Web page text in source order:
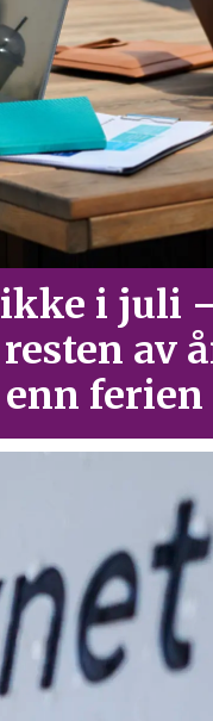
i juli
av
ferien